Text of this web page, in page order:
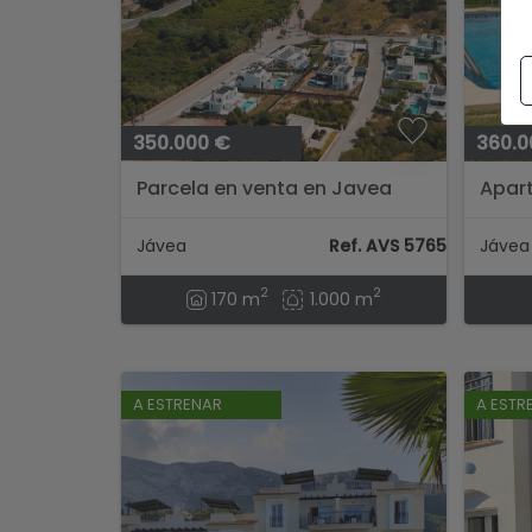
350.000 €
Parcela en venta en Javea
Jávea Ref. AVS 57654
170 m2 1.000 m2
A ESTRENAR A